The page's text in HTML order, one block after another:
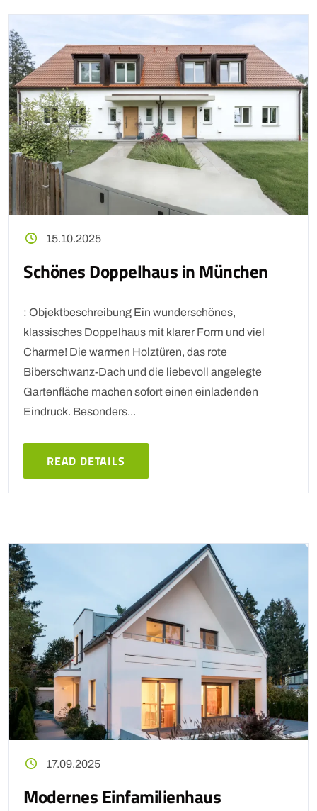
15.10.2025
Schönes Doppelhaus in München
: Objektbeschreibung Ein wunderschönes,
klassisches Doppelhaus mit klarer Form und viel
Charme! Die warmen Holztüren, das rote
Biberschwanz-Dach und die liebevoll angelegte
Gartenfläche machen sofort einen einladenden
Eindruck. Besonders...
READ DETAILS
17.09.2025
Modernes Einfamilienhaus